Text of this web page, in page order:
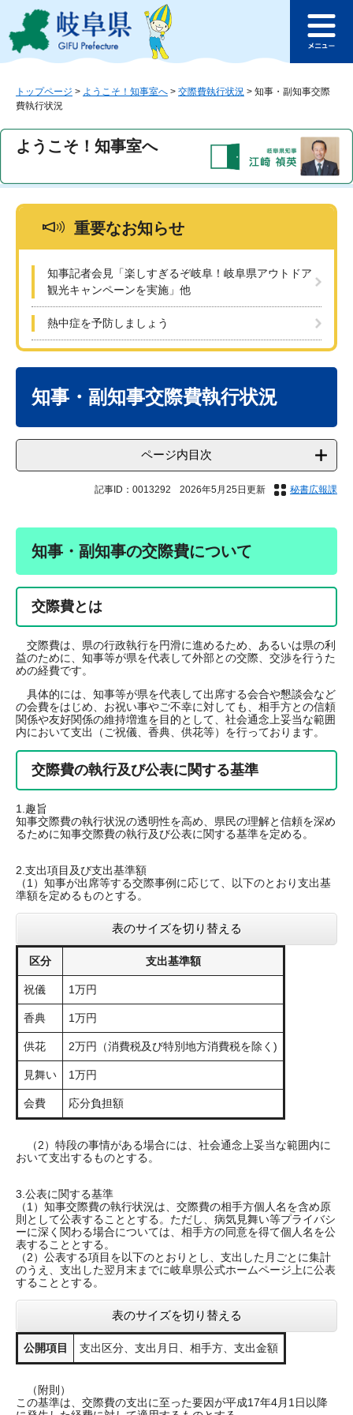
ジ
ュ
へ
このページの本文へ
ュ
トップページ > ようこそ！知事室へ > 交際費執行状況 > 知事・副知事交際
費執行状況
ようこそ！知事室へ
重要なお知らせ
知事記者会見「楽しすぎるぞ岐阜！岐阜県アウトドア
観光キャンペーンを実施」他
熱中症を予防しましょう
知事・副知事交際費執行状況
ページ内目次
記事ID：0013292 2026年5月25日更新 秘書広報課
知事・副知事の交際費について
交際費とは
交際費は、県の行政執行を円滑に進めるため、あるいは県の利
益のために、知事等が県を代表して外部との交際、交渉を行うた
めの経費です。
具体的には、知事等が県を代表して出席する会合や懇談会など
の会費をはじめ、お祝い事やご不幸に対しても、相手方との信頼
関係や友好関係の維持増進を目的として、社会通念上妥当な範囲
内において支出（ご祝儀、香典、供花等）を行っております。
交際費の執行及び公表に関する基準
1.趣旨
知事交際費の執行状況の透明性を高め、県民の理解と信頼を深め
るために知事交際費の執行及び公表に関する基準を定める。
2.支出項目及び支出基準額
（1）知事が出席等する交際事例に応じて、以下のとおり支出基
準額を定めるものとする。
表のサイズを切り替える
区分 支出基準額
祝儀 1万円
香典 1万円
供花 2万円（消費税及び特別地方消費税を除く)
見舞い 1万円
会費 応分負担額
（2）特段の事情がある場合には、社会通念上妥当な範囲内に
おいて支出するものとする。
3.公表に関する基準
（1）知事交際費の執行状況は、交際費の相手方個人名を含め原
則として公表することとする。ただし、病気見舞い等プライバシ
ーに深く関わる場合については、相手方の同意を得て個人名を公
表することとする。
（2）公表する項目を以下のとおりとし、支出した月ごとに集計
のうえ、支出した翌月末までに岐阜県公式ホームページ上に公表
することとする。
表のサイズを切り替える
公開項目 支出区分、支出月日、相手方、支出金額
（附則）
この基準は、交際費の支出に至った要因が平成17年4月1日以降